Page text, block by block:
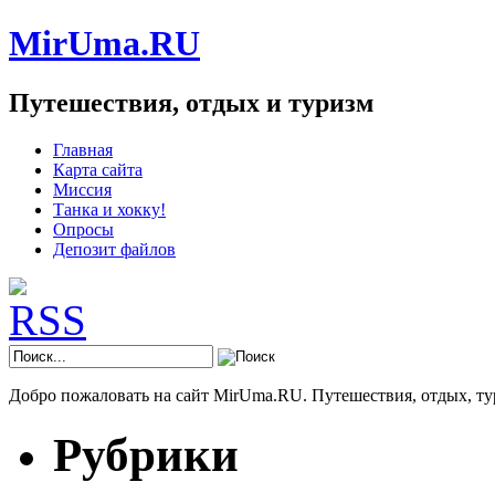
MirUma.RU
Путешествия, отдых и туризм
Главная
Карта сайта
Миссия
Танка и хокку!
Опросы
Депозит файлов
Добро пожаловать на сайт MirUma.RU. Путешествия, отдых,
Рубрики